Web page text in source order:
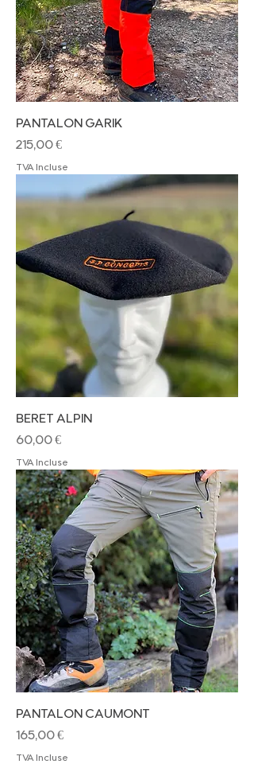
PANTALON GARIK
Prix
215,00 €
TVA Incluse
BERET ALPIN
Prix
60,00 €
TVA Incluse
PANTALON CAUMONT
Prix
165,00 €
TVA Incluse